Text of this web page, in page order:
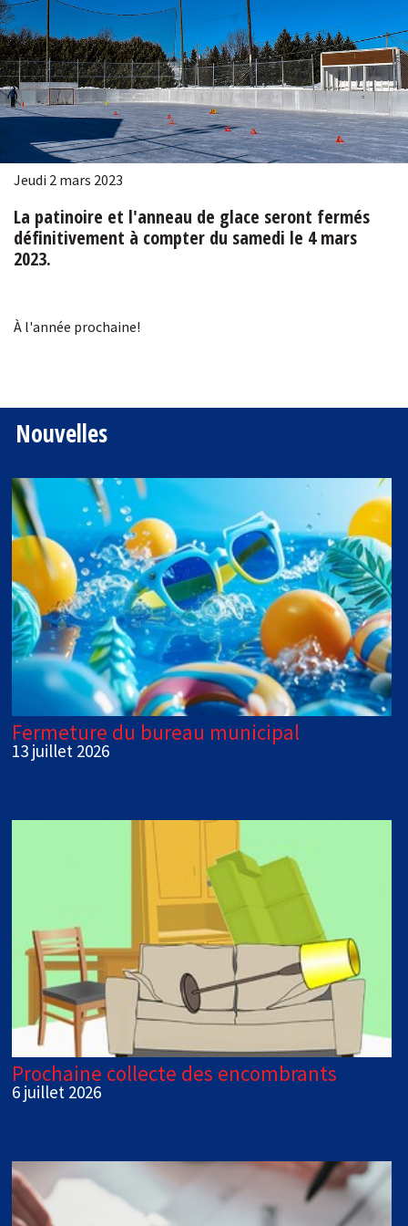
Jeudi 2 mars 2023
La patinoire et l'anneau de glace seront fermés
définitivement à compter du samedi le 4 mars
2023.
À l'année prochaine!
Nouvelles
Fermeture du bureau municipal
13 juillet 2026
Prochaine collecte des encombrants
6 juillet 2026